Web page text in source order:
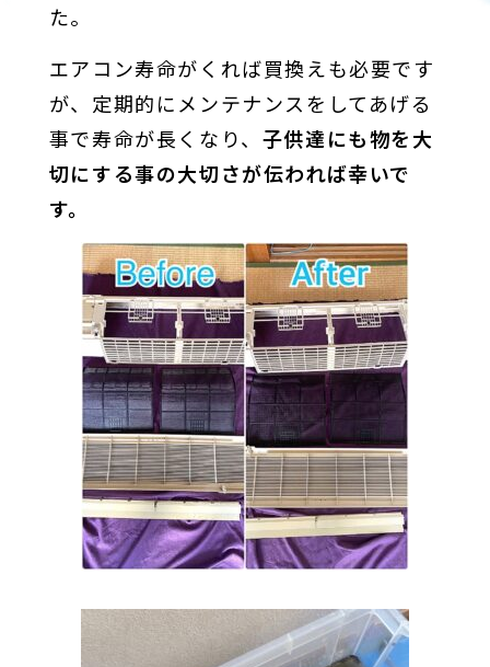
た。
エアコン寿命がくれば買換えも必要です
が、定期的にメンテナンスをしてあげる
事で寿命が長くなり、 子供達にも物を大
切にする事の大切さが伝われば幸いで
す。